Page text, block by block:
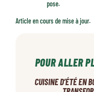
pose.
Article en cours de mise à jour.
POUR ALLER
CUISINE D’ÉTÉ EN